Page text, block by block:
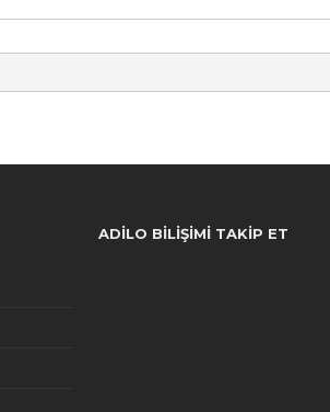
ADILO BILIŞIMI TAKIP ET